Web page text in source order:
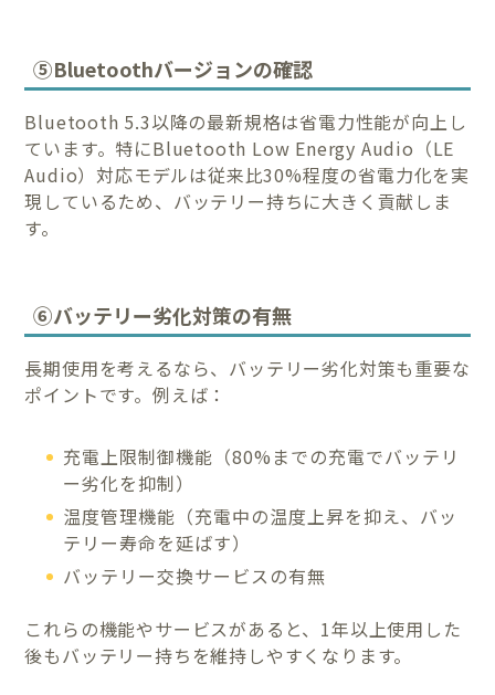
⑤Bluetoothバージョンの確認
Bluetooth 5.3以降の最新規格は省電力性能が向上し
ています。特にBluetooth Low Energy Audio（LE
Audio）対応モデルは従来比30%程度の省電力化を実
現しているため、バッテリー持ちに大きく貢献しま
す。
⑥バッテリー劣化対策の有無
長期使用を考えるなら、バッテリー劣化対策も重要な
ポイントです。例えば：
充電上限制御機能（80%までの充電でバッテリ
ー劣化を抑制）
温度管理機能（充電中の温度上昇を抑え、バッ
テリー寿命を延ばす）
バッテリー交換サービスの有無
これらの機能やサービスがあると、1年以上使用した
後もバッテリー持ちを維持しやすくなります。